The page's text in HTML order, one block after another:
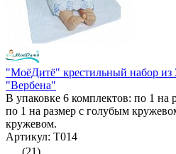
"МоёДитё" крестильный набор из
"Вербена"
В упаковке 6 комплектов: по 1 на
по 1 на размер с голубым
кружевом.
Артикул: Т014